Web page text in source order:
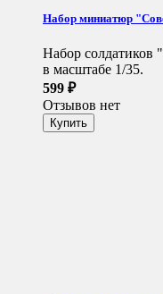
Набор миниатюр
Набор солдатиков
в масштабе 1/35.
599 ₽
Отзывов нет